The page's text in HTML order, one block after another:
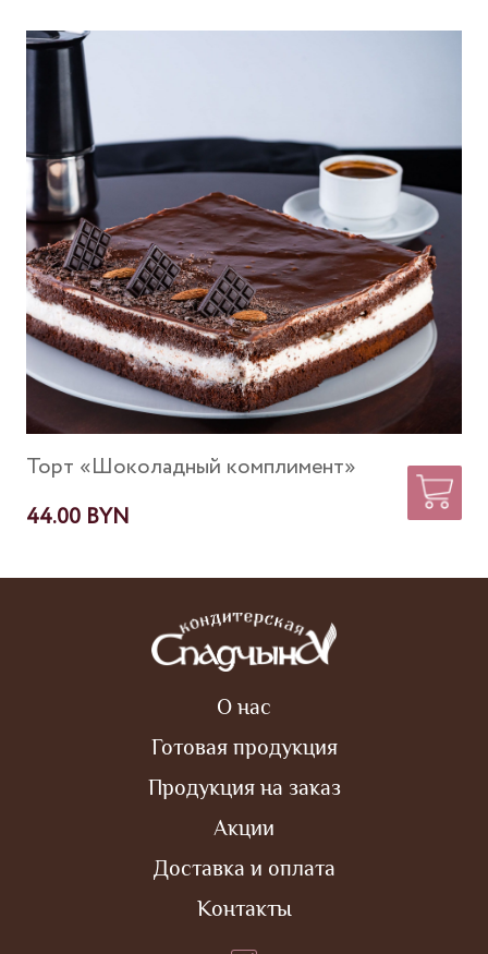
Торт «Шоколадный комплимент»
44.00
Заказать
О нас
Готовая продукция
Продукция на заказ
Акции
Доставка и оплата
Контакты